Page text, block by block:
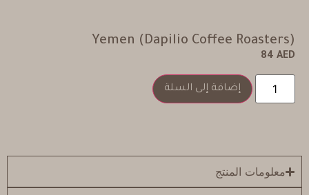
Yemen (Dapilio Coffee Roasters)
84 AED
إضافة إلى السلة
معلومات المنتج